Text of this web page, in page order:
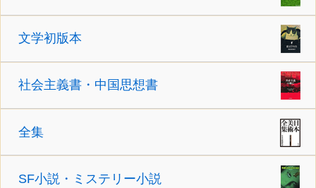
文学初版本
社会主義書・中国思想書
全集
SF小説・ミステリー小説